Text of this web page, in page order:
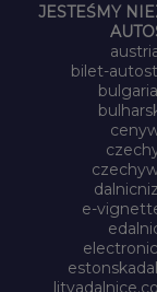
JESTEŚMY
bilet-
e-